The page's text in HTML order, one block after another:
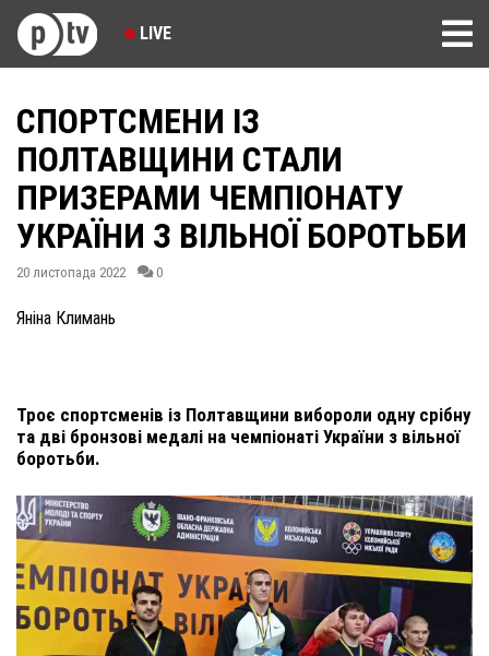
LIVE
СПОРТСМЕНИ ІЗ
ПОЛТАВЩИНИ СТАЛИ
ПРИЗЕРАМИ ЧЕМПІОНАТУ
УКРАЇНИ З ВІЛЬНОЇ БОРОТЬБИ
20 листопада 2022 0
Яніна Климань
Троє спортсменів із Полтавщини вибороли одну срібну
та дві бронзові медалі на чемпіонаті України з вільної
боротьби.